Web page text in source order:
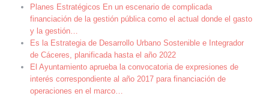
Planes Estratégicos En un escenario de complicada
financiación de la gestión pública como el actual donde el gasto
y la gestión…
Es la Estrategia de Desarrollo Urbano Sostenible e Integrador
de Cáceres, planificada hasta el año 2022
El Ayuntamiento aprueba la convocatoria de expresiones de
interés correspondiente al año 2017 para financiación de
operaciones en el marco…